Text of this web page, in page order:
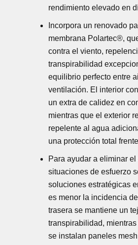
rendimiento elevado en
Incorpora un renovado
membrana Polartec®,
contra el viento,
transpirabilidad
equilibrio perfecto entre
ventilación. El interior
un extra de calidez en
mientras que el exterior
repelente al agua
una protección total
Para ayudar a eliminar
situaciones de esfuerzo
soluciones estratégicas
es menor la incidencia
trasera se mantiene un
transpirabilidad,
se instalan paneles